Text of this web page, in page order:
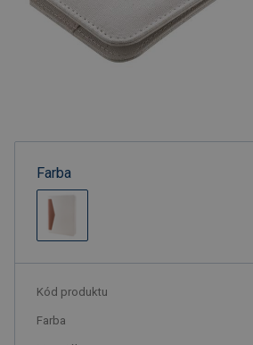
Farba
Kód produktu
Farba